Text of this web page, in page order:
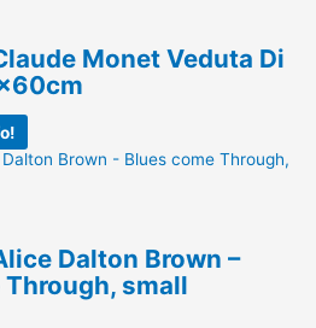
Monet Veduta Di
Dalton Brown –
small